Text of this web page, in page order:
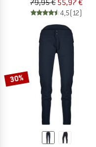
79,95 € 55,97 €
4,5(12)
30%